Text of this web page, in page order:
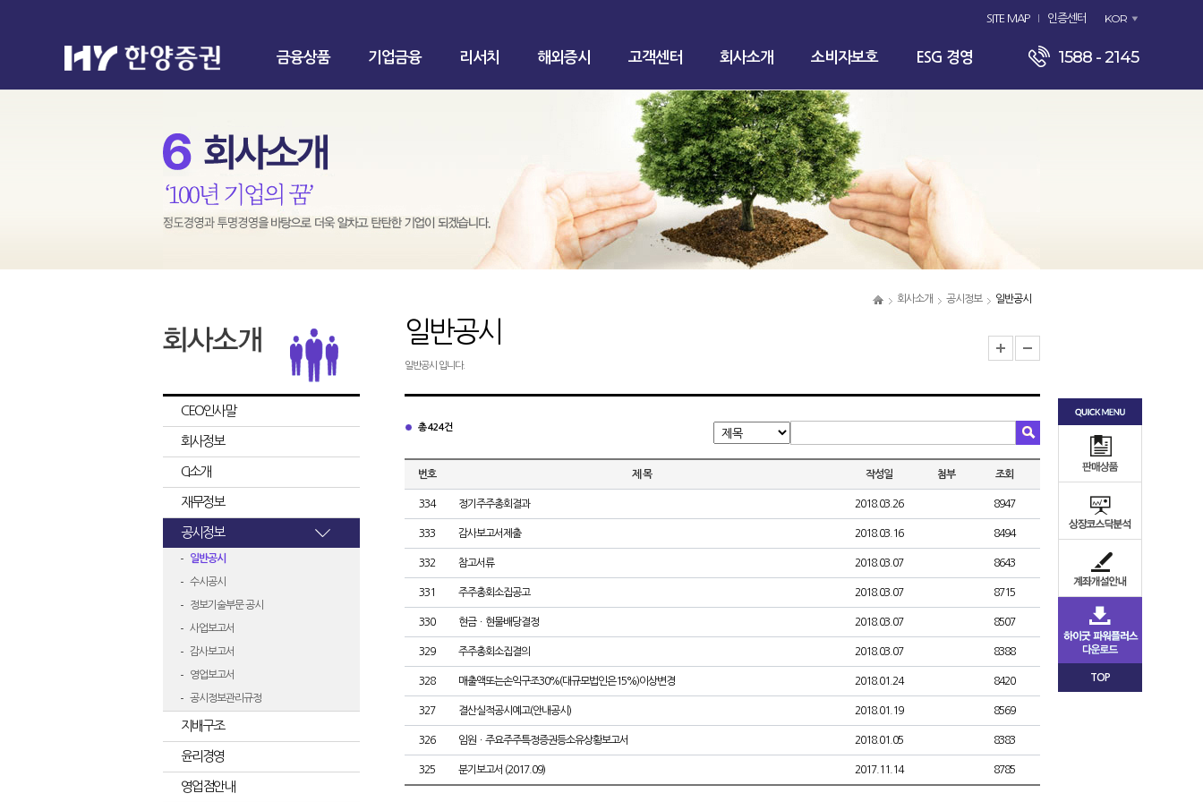
SITE MAP 인증센터 KOR
금융상품 기업금융 리서치 해외증시 고객센터 회사소개 소비자보호 ESG 경영 1588 - 2145
회사소개 공시정보 일반공시
CEO인사말
회사정보
CI소개
재무정보
공시정보
일반공시
수시공시
정보기술부문 공시
사업보고서
감사보고서
영업보고서
공시정보관리규정
지배구조
윤리경영
영업점안내
일반공시
일반공시 입니다.
총 424건
번호 제 목 작성일 첨부 조회
334 정기주주총회결과 2018.03.26 8947
333 감사보고서제출 2018.03.16 8494
332 참고서류 2018.03.07 8643
331 주주총회소집공고 2018.03.07 8715
330 현금ㆍ현물배당결정 2018.03.07 8507
329 주주총회소집결의 2018.03.07 8388
328 매출액또는손익구조30%(대규모법인은15%)이상변경 2018.01.24 8420
327 결산실적공시예고(안내공시) 2018.01.19 8569
326 임원ㆍ주요주주특정증권등소유상황보고서 2018.01.05 8383
325 분기보고서 (2017.09) 2017.11.14 8785
TOP